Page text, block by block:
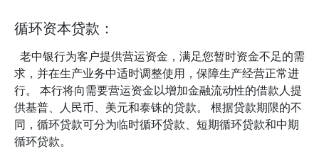
循环资本贷款：
老中银行为客户提供营运资金，满足您暂时资金不足的需
求，并在生产业务中适时调整使用，保障生产经营正常进
行。 本行将向需要营运资金以增加金融流动性的借款人提
供基普、人民币、美元和泰铢的贷款。 根据贷款期限的不
同，循环贷款可分为临时循环贷款、短期循环贷款和中期
循环贷款。